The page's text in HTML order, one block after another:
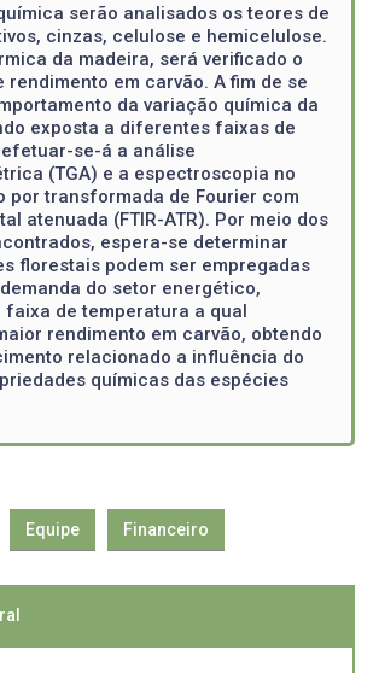
serão analisados os teores de
cinzas, celulose e hemicelulose.
da madeira, será verificado o
rendimento em carvão. A fim de se
da variação química da
exposta a diferentes faixas de
se-á a análise
(TGA) e a espectroscopia no
por transformada de Fourier com
atenuada (FTIR-ATR). Por meio dos
espera-se determinar
florestais podem ser empregadas
do setor energético,
faixa de temperatura a qual
rendimento em carvão, obtendo
relacionado a influência do
químicas das espécies
Equipe Financeiro